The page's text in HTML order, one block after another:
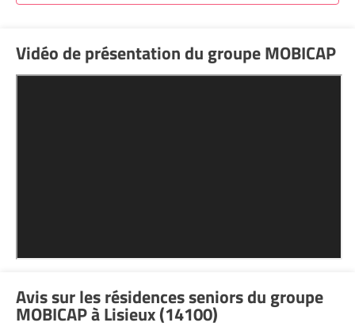
Vidéo de présentation du groupe MOBICAP
Avis sur les résidences seniors du groupe
MOBICAP à Lisieux (14100)